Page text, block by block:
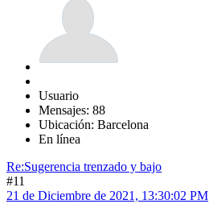
Usuario
Mensajes: 88
Ubicación: Barcelona
En línea
Re:Sugerencia trenzado y bajo
#11
21 de Diciembre de 2021, 13:30:02 PM